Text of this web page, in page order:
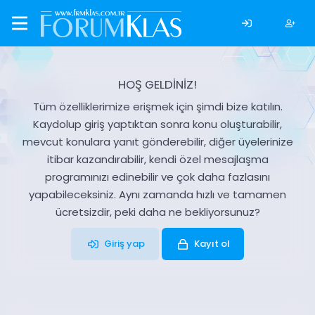
HOŞ GELDİNİZ!
Tüm özelliklerimize erişmek için şimdi bize katılın.
Kaydolup giriş yaptıktan sonra konu oluşturabilir,
mevcut konulara yanıt gönderebilir, diğer üyelerinize
itibar kazandırabilir, kendi özel mesajlaşma
programınızı edinebilir ve çok daha fazlasını
yapabileceksiniz. Aynı zamanda hızlı ve tamamen
ücretsizdir, peki daha ne bekliyorsunuz?
Giriş yap Kayıt ol